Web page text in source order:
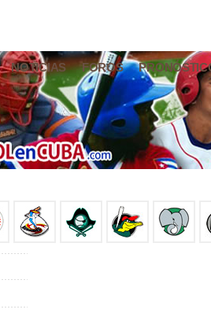
NOTICIAS FOROS